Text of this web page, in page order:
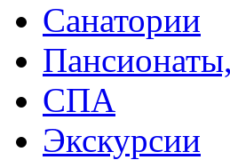
Санатории
СПА
Экскурсии